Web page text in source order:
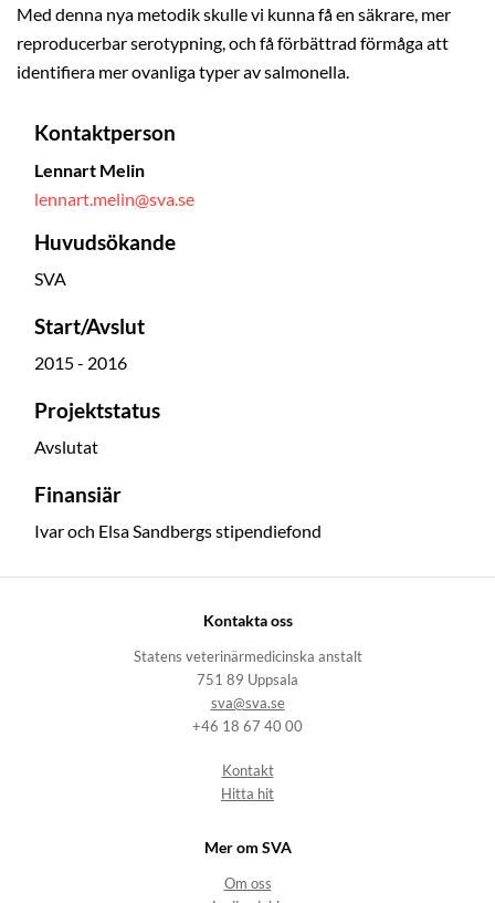
Med denna nya metodik skulle vi kunna få en säkrare, mer
reproducerbar serotypning, och få förbättrad förmåga att
identifiera mer ovanliga typer av salmonella.
Kontaktperson
Lennart Melin
lennart.melin@sva.se
Huvudsökande
SVA
Start/Avslut
2015 - 2016
Projektstatus
Avslutat
Finansiär
Ivar och Elsa Sandbergs stipendiefond
Kontakta oss
Statens veterinärmedicinska anstalt
751 89 Uppsala
sva@sva.se
+46 18 67 40 00
Kontakt
Hitta hit
Mer om SVA
Om oss